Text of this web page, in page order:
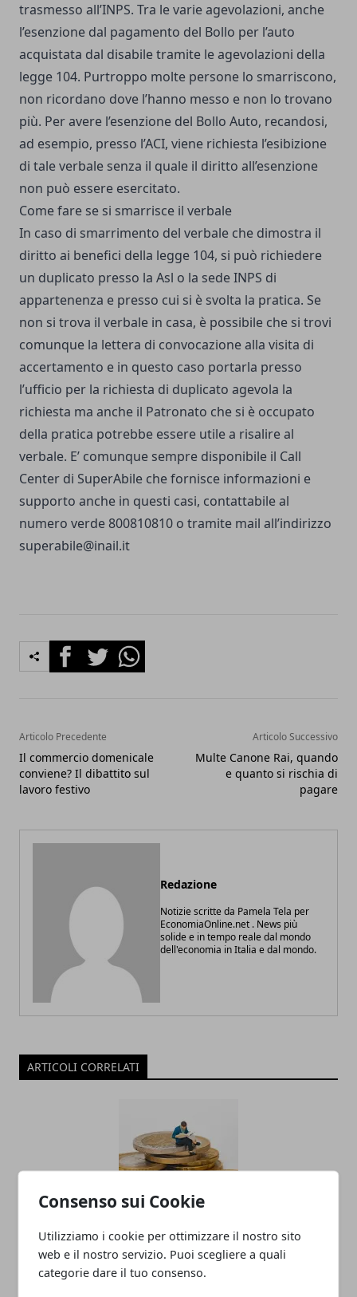
Consenso sui Cookie
Utilizziamo i cookie per ottimizzare il nostro sito
web e il nostro servizio. Puoi scegliere a quali
categorie dare il tuo consenso.
trasmesso all’INPS. Tra le varie agevolazioni, anche
l’esenzione dal pagamento del Bollo per l’auto
acquistata dal disabile tramite le agevolazioni della
legge 104. Purtroppo molte persone lo smarriscono,
non ricordano dove l’hanno messo e non lo trovano
più. Per avere l’esenzione del Bollo Auto, recandosi,
ad esempio, presso l’ACI, viene richiesta l’esibizione
di tale verbale senza il quale il diritto all’esenzione
non può essere esercitato.
Come fare se si smarrisce il verbale
In caso di smarrimento del verbale che dimostra il
diritto ai benefici della legge 104, si può richiedere
un duplicato presso la Asl o la sede INPS di
appartenenza e presso cui si è svolta la pratica. Se
non si trova il verbale in casa, è possibile che si trovi
comunque la lettera di convocazione alla visita di
accertamento e in questo caso portarla presso
l’ufficio per la richiesta di duplicato agevola la
richiesta ma anche il Patronato che si è occupato
della pratica potrebbe essere utile a risalire al
verbale. E’ comunque sempre disponibile il Call
Center di SuperAbile che fornisce informazioni e
supporto anche in questi casi, contattabile al
numero verde 800810810 o tramite mail all’indirizzo
superabile@inail.it
FacebookTwitterWhatsapp
Articolo Precedente
Il commercio domenicale
conviene? Il dibattito sul
lavoro festivo
Articolo Successivo
Multe Canone Rai, quando
e quanto si rischia di
pagare
Redazione
Notizie scritte da Pamela Tela per
EconomiaOnline.net . News più
solide e in tempo reale dal mondo
dell'economia in Italia e dal mondo.
ARTICOLI CORRELATI
Finanza aziendale e rischio
reputazionale: strumenti di